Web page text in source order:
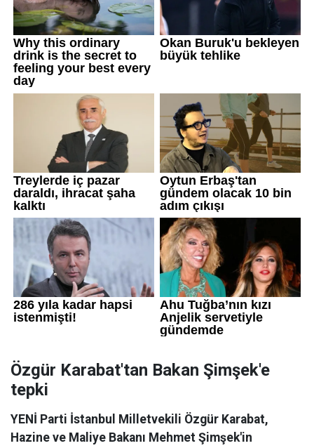
Özgür Karabat'tan Bakan Şimşek'e
tepki
YENİ Parti İstanbul Milletvekili Özgür Karabat,
Hazine ve Maliye Bakanı Mehmet Şimşek'in